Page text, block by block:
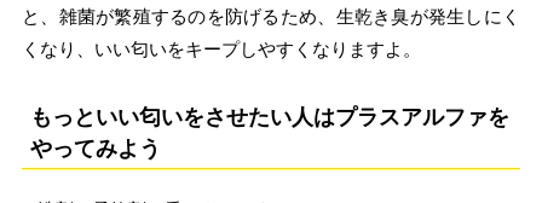
と、雑菌が繁殖するのを防げるため、生乾き臭が発生しにく
くなり、いい匂いをキープしやすくなりますよ。
もっといい匂いをさせたい人はプラスアルファを
やってみよう